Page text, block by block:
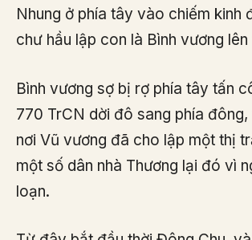
Nhung ở phía tây vào chiếm kinh
chư hầu lập con là Bình vương lên
Bình vương sợ bị rợ phía tây tấn
770 TrCN dời đô sang phía
nơi Vũ vương đã cho lập một thị
một số dân nhà Thương lại đó vì
loạn.